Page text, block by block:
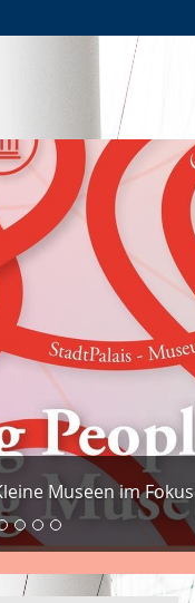
Museen im Fokus